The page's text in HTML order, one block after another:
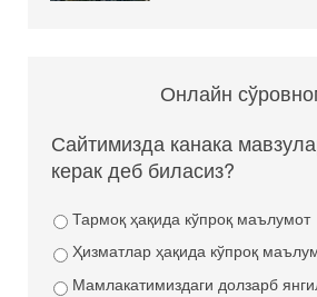
Онлайн
Сайтимизда канака
керак деб биласиз?
Тармоқ ҳақида кўпроқ маълумот
Ҳизматлар ҳақида кўпроқ
Мамлакатимиздаги долзарб